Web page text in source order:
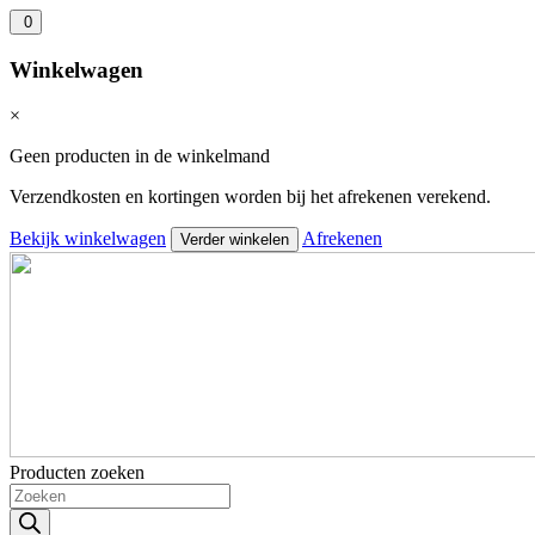
0
Winkelwagen
×
Geen producten in de winkelmand
Verzendkosten en kortingen worden bij het afrekenen verekend.
Bekijk winkelwagen Verder winkelen Afrekenen
Producten zoeken